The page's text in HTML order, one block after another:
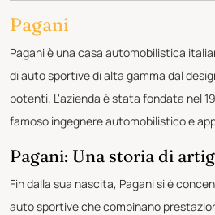
Pagani
Pagani è una casa automobilistica
di auto sportive di alta gamma dal
potenti. L'azienda è stata fondata nel
famoso ingegnere automobilistico e
Pagani: Una storia di
Fin dalla sua nascita, Pagani si è
auto sportive che combinano